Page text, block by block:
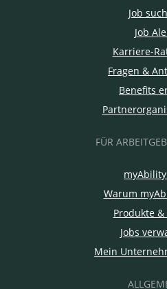
Job
Job
Karriere-
Fragen &
Benefits
FÜR
Warum
Produkte &
Jobs
Mein